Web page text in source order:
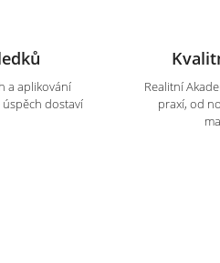
a aplikování
dostaví
Realitní
praxí, od